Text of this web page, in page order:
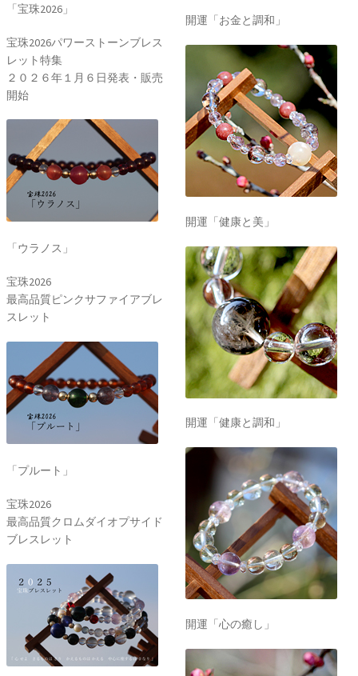
「宝珠2026」
宝珠2026パワーストーンブレス
レット特集
２０２６年１月６日発表・販売
開始
「ウラノス」
宝珠2026
最高品質ピンクサファイアブレ
スレット
「プルート」
宝珠2026
最高品質クロムダイオプサイド
ブレスレット
開運「お金と調和」
開運「健康と美」
開運「健康と調和」
開運「心の癒し」